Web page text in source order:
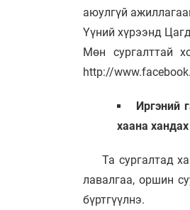
аюулгүй
Үүний хүрээнд
Мөн сургалттай
http://
Иргэний
хаана
Та сургалтад
лавалгаа, оршин
бүртгүүлнэ.